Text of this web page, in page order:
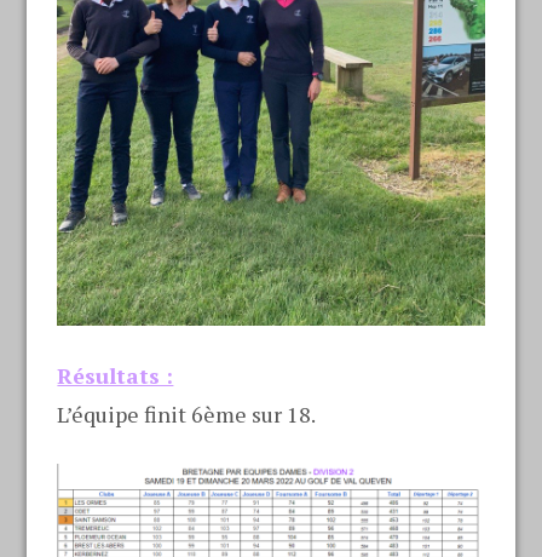
Résultats :
L’équipe finit 6ème sur 18.